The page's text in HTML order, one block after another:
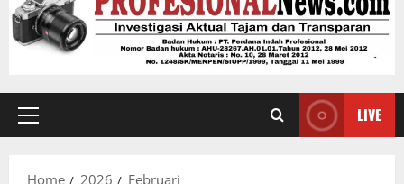
LIVE
Home 2026 Februari